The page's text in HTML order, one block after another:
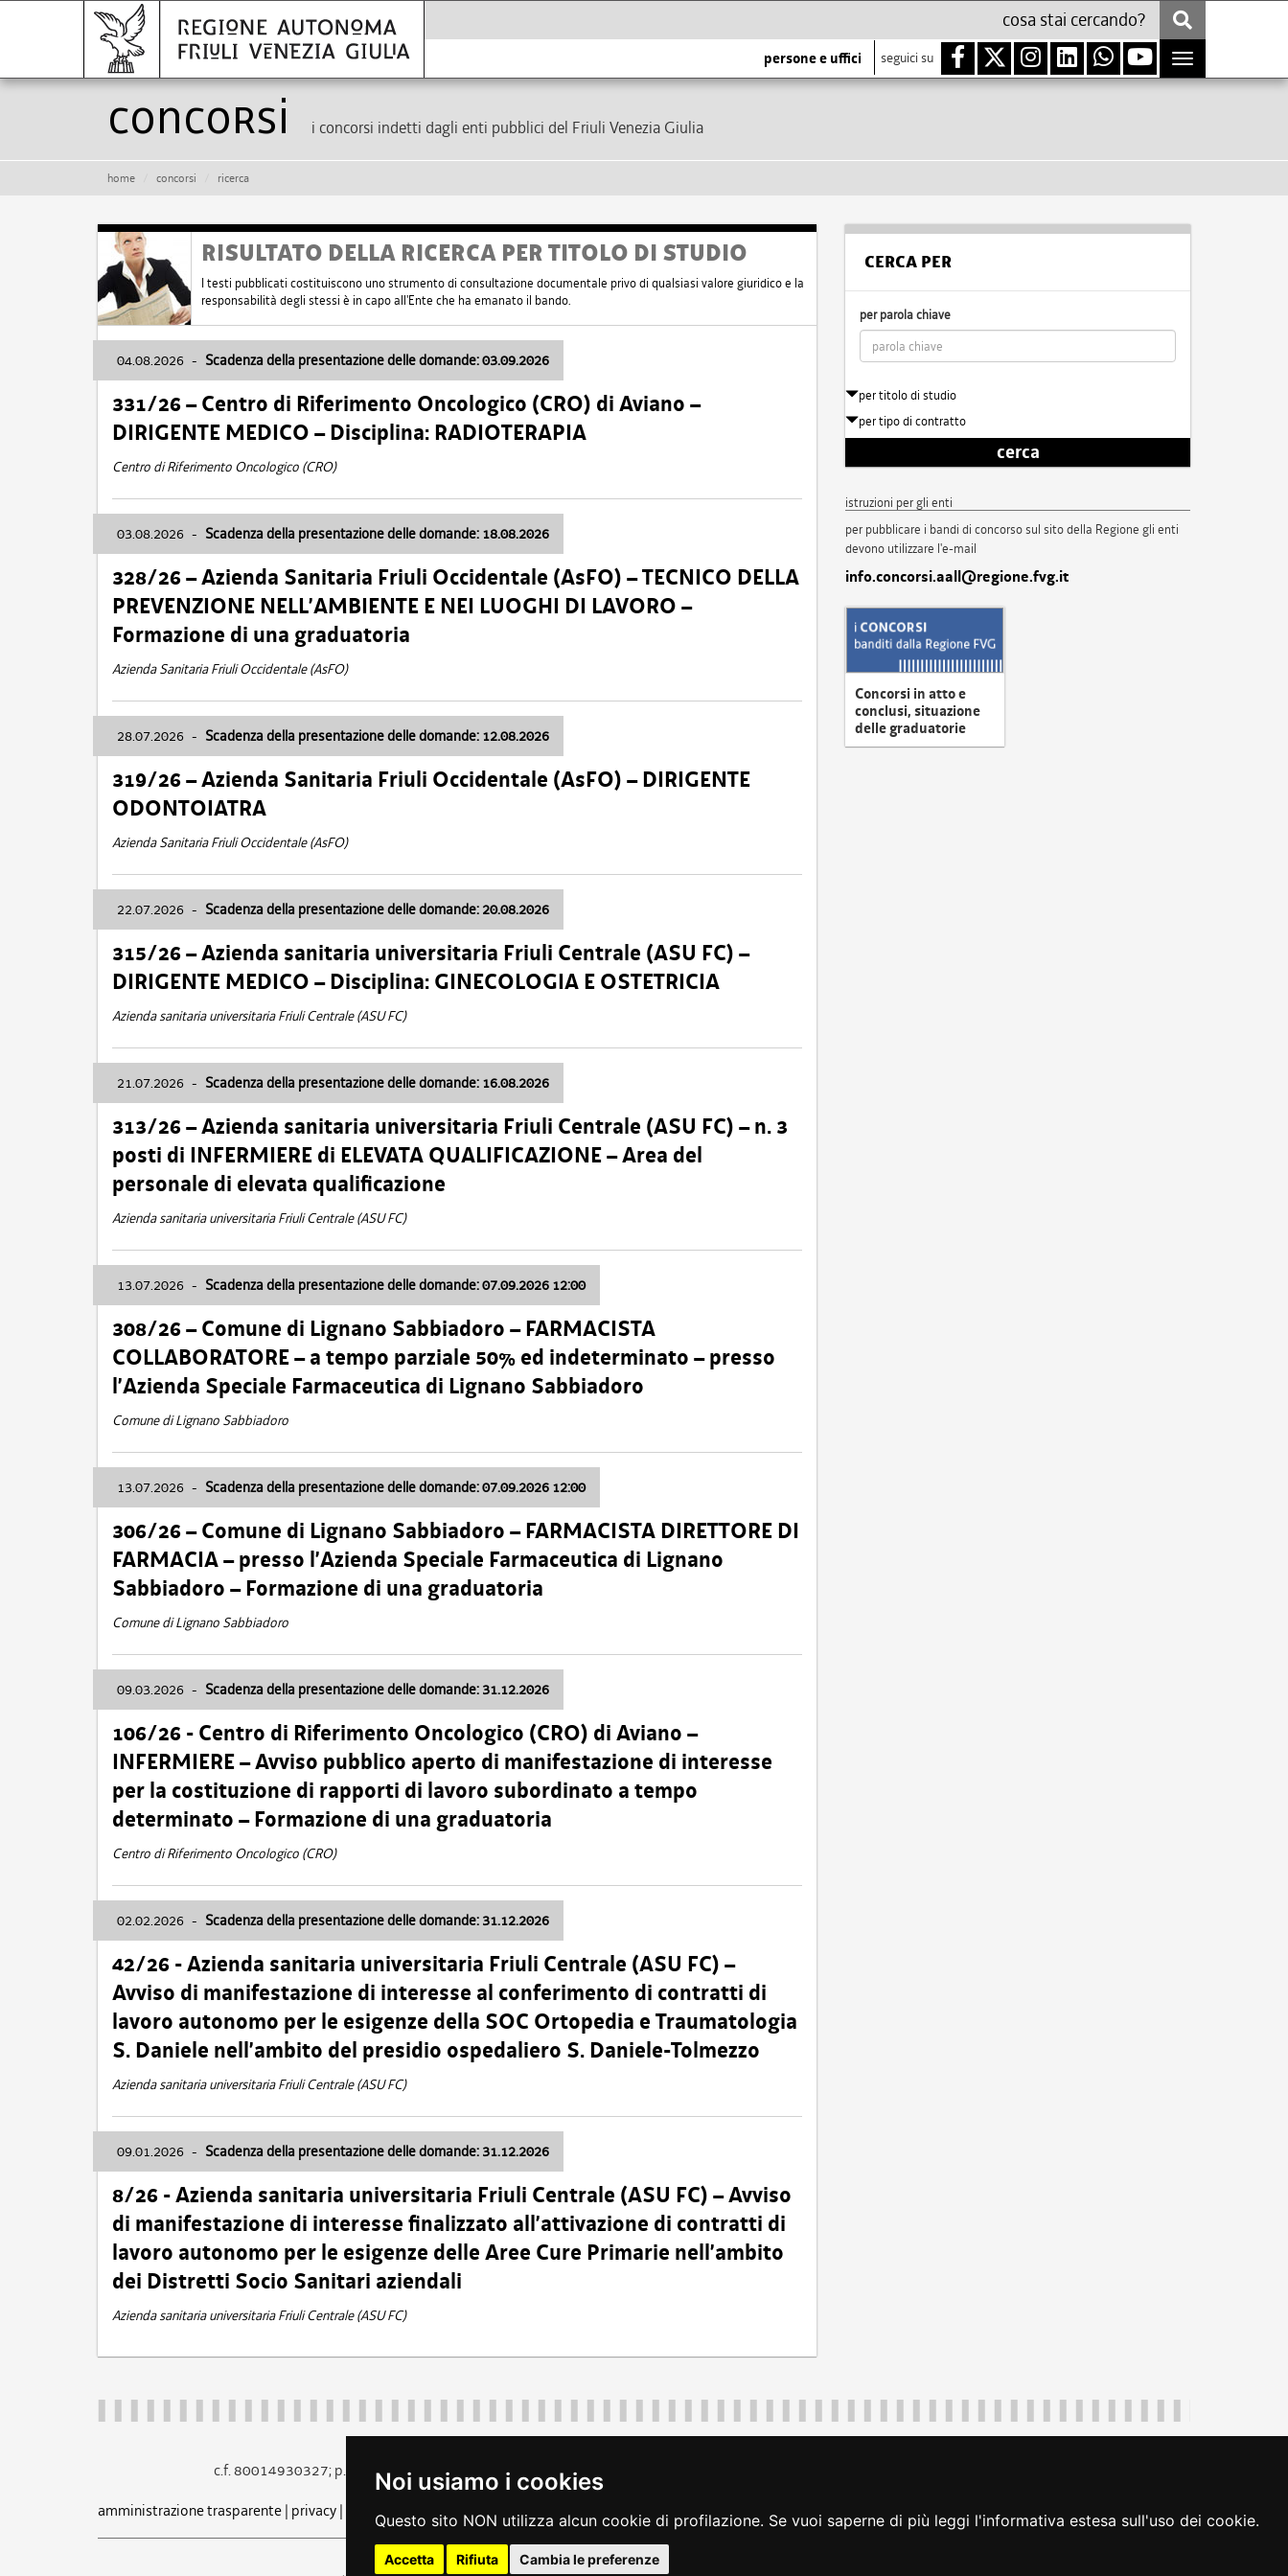
Noi usiamo i cookies
Questo sito NON utilizza alcun cookie di profilazione. Se vuoi saperne di più leggi l'informativa estesa sull'uso dei cookie.
Accetta Rifiuta Cambia le preferenze
persone e uffici seguici su
Toggle
navigation
Concorsi i concorsi indetti dagli enti pubblici del Friuli Venezia Giulia
home concorsi ricerca
RISULTATO DELLA RICERCA PER TITOLO DI STUDIO
I testi pubblicati costituiscono uno strumento di consultazione documentale privo di qualsiasi valore giuridico e la
responsabilità degli stessi è in capo all'Ente che ha emanato il bando.
04.08.2026 - Scadenza della presentazione delle domande: 03.09.2026
331/26 – Centro di Riferimento Oncologico (CRO) di Aviano –
DIRIGENTE MEDICO – Disciplina: RADIOTERAPIA
Centro di Riferimento Oncologico (CRO)
03.08.2026 - Scadenza della presentazione delle domande: 18.08.2026
328/26 – Azienda Sanitaria Friuli Occidentale (AsFO) – TECNICO DELLA
PREVENZIONE NELL’AMBIENTE E NEI LUOGHI DI LAVORO –
Formazione di una graduatoria
Azienda Sanitaria Friuli Occidentale (AsFO)
28.07.2026 - Scadenza della presentazione delle domande: 12.08.2026
319/26 – Azienda Sanitaria Friuli Occidentale (AsFO) – DIRIGENTE
ODONTOIATRA
Azienda Sanitaria Friuli Occidentale (AsFO)
22.07.2026 - Scadenza della presentazione delle domande: 20.08.2026
315/26 – Azienda sanitaria universitaria Friuli Centrale (ASU FC) –
DIRIGENTE MEDICO – Disciplina: GINECOLOGIA E OSTETRICIA
Azienda sanitaria universitaria Friuli Centrale (ASU FC)
21.07.2026 - Scadenza della presentazione delle domande: 16.08.2026
313/26 – Azienda sanitaria universitaria Friuli Centrale (ASU FC) – n. 3
posti di INFERMIERE di ELEVATA QUALIFICAZIONE – Area del
personale di elevata qualificazione
Azienda sanitaria universitaria Friuli Centrale (ASU FC)
13.07.2026 - Scadenza della presentazione delle domande: 07.09.2026 12:00
308/26 – Comune di Lignano Sabbiadoro – FARMACISTA
COLLABORATORE – a tempo parziale 50% ed indeterminato – presso
l’Azienda Speciale Farmaceutica di Lignano Sabbiadoro
Comune di Lignano Sabbiadoro
13.07.2026 - Scadenza della presentazione delle domande: 07.09.2026 12:00
306/26 – Comune di Lignano Sabbiadoro – FARMACISTA DIRETTORE DI
FARMACIA – presso l’Azienda Speciale Farmaceutica di Lignano
Sabbiadoro – Formazione di una graduatoria
Comune di Lignano Sabbiadoro
09.03.2026 - Scadenza della presentazione delle domande: 31.12.2026
106/26 - Centro di Riferimento Oncologico (CRO) di Aviano –
INFERMIERE – Avviso pubblico aperto di manifestazione di interesse
per la costituzione di rapporti di lavoro subordinato a tempo
determinato – Formazione di una graduatoria
Centro di Riferimento Oncologico (CRO)
02.02.2026 - Scadenza della presentazione delle domande: 31.12.2026
42/26 - Azienda sanitaria universitaria Friuli Centrale (ASU FC) –
Avviso di manifestazione di interesse al conferimento di contratti di
lavoro autonomo per le esigenze della SOC Ortopedia e Traumatologia
S. Daniele nell’ambito del presidio ospedaliero S. Daniele-Tolmezzo
Azienda sanitaria universitaria Friuli Centrale (ASU FC)
09.01.2026 - Scadenza della presentazione delle domande: 31.12.2026
8/26 - Azienda sanitaria universitaria Friuli Centrale (ASU FC) – Avviso
di manifestazione di interesse finalizzato all’attivazione di contratti di
lavoro autonomo per le esigenze delle Aree Cure Primarie nell’ambito
dei Distretti Socio Sanitari aziendali
Azienda sanitaria universitaria Friuli Centrale (ASU FC)
CERCA PER
per parola chiave
per titolo di studio
per tipo di contratto
cerca
istruzioni per gli enti
per pubblicare i bandi di concorso sul sito della Regione gli enti
devono utilizzare l'e-mail
info.concorsi.aall@regione.fvg.it
Concorsi in atto e
conclusi, situazione
delle graduatorie
c.f. 80014930327; p.iva 00526040324
piazza Unità d'Italia 1 Trieste
amministrazione trasparente| privacy| cookie note legali | accessibilità rss dichiarazione di accessibilità feedback cambio preferenze cookie loginFVG